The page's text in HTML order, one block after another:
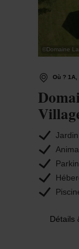
© Domaine
Où ? 1A,
Détails